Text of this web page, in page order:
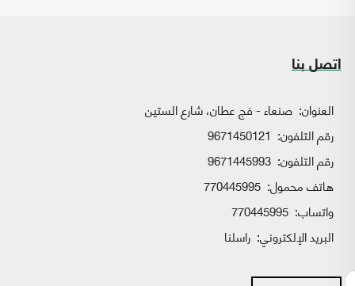
اتصل بنا
العنوان: صنعاء - فج عطان، شارع الستين
رقم التلفون: 9671450121
رقم التلفون: 9671445993
هاتف محمول: 770445995
واتساب:
البريد الإلكتروني: راسلنا